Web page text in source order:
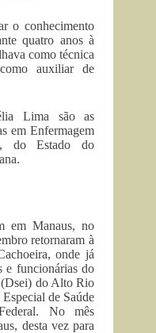
o conhecimento
quatro anos à
como técnica
auxiliar de
Lima são as
em Enfermagem
do Estado do
em Manaus, no
retornaram à
onde já
e funcionárias do
do Alto Rio
de Saúde
No mês
desta vez para